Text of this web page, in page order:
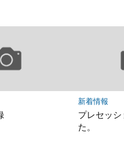
新着情報
プレセッシ
た。